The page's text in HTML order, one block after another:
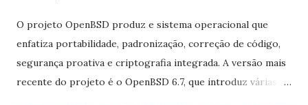
O projeto OpenBSD produz e sistema operacional que
enfatiza portabilidade, padronização, correção de código,
segurança proativa e criptografia integrada. A versão mais
recente do projeto é o OpenBSD 6.7, que introduz várias